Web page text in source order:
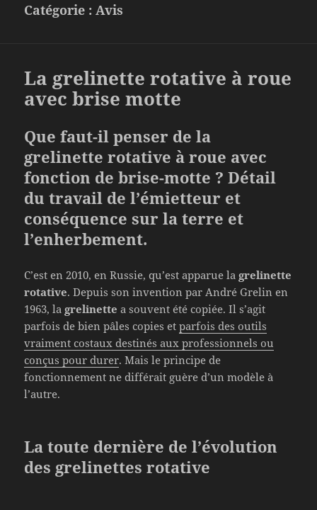
Catégorie :Avis
La grelinette rotative à roue
avec brise motte
Que faut-il penser de la
grelinette rotative à roue avec
fonction de brise-motte ? Détail
du travail de l’émietteur et
conséquence sur la terre et
l’enherbement.
C’est en 2010, en Russie, qu’est apparue lagrelinette
rotative. Depuis son invention par André Grelin en
1963, lagrelinette a souvent été copiée. Il s’agit
parfois de bien pâles copies etparfois des outils
vraiment costaux destinés aux professionnels ou
conçus pour durer. Mais le principe de
fonctionnement ne différait guère d’un modèle à
l’autre.
La toute dernière de l’évolution
des grelinettes rotative